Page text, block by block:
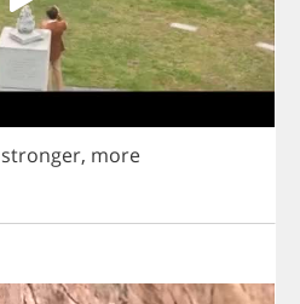
stronger, more